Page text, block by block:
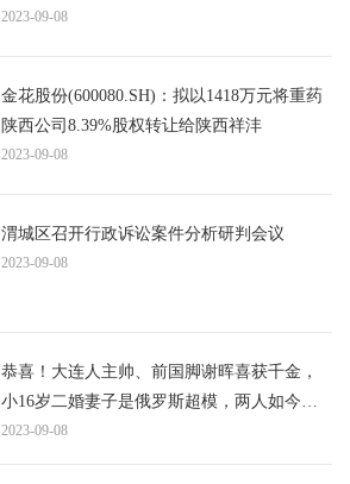
2023-09-08
金花股份(600080.SH)：拟以1418万元将重药
陕西公司8.39%股权转让给陕西祥沣
2023-09-08
渭城区召开行政诉讼案件分析研判会议
2023-09-08
恭喜！大连人主帅、前国脚谢晖喜获千金，
小16岁二婚妻子是俄罗斯超模，两人如今已
儿女双全
2023-09-08